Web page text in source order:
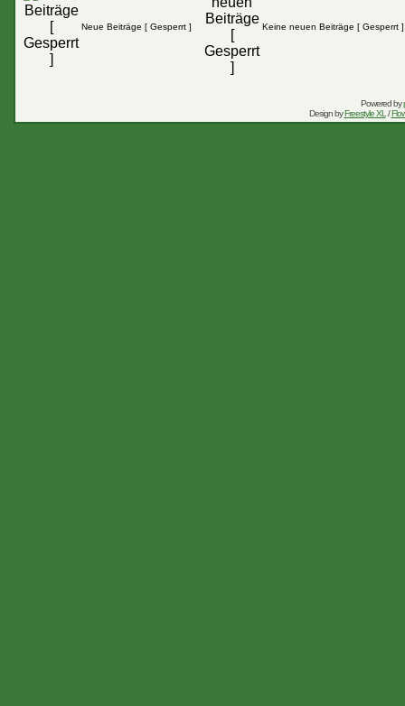
Neue Beiträge [ Gesperrt ] Keine neuen Beiträge [ Gesperrt ]
Powered by
Design byFreestyle XL /